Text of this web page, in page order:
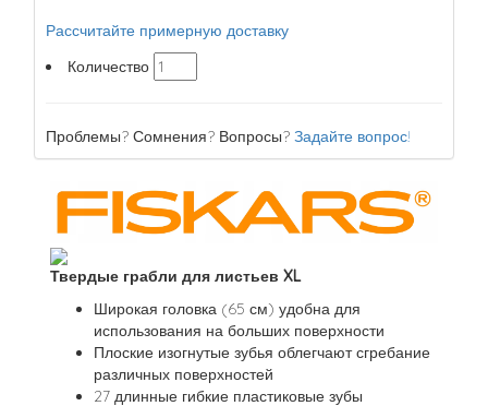
Рассчитайте примерную доставку
Количество
Проблемы? Сомнения? Вопросы? Задайте вопрос!
Твердые грабли для листьев XL
Широкая головка (65 см) удобна для
использования на больших поверхности
Плоские изогнутые зубья облегчают сгребание
различных поверхностей
27 длинные гибкие пластиковые зубы